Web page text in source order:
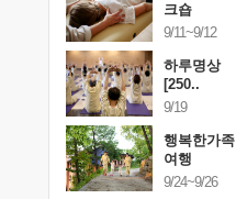
크숍
9/11~9/12
하루명상
[250..
9/19
행복한가족
여행
9/24~9/26